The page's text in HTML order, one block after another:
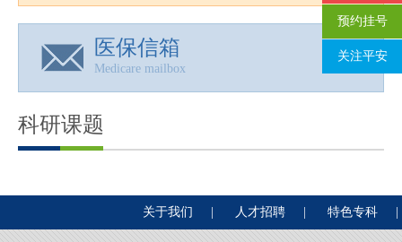
医保信箱
Medicare mailbox
科研课题
关于我们 人才招聘 特色专科
预约挂号
关注平安